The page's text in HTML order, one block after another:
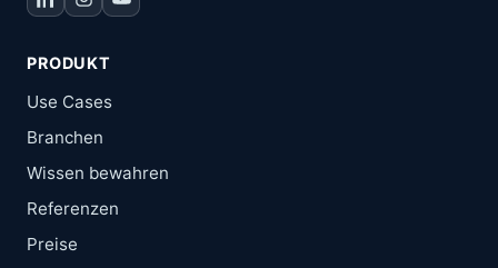
PRODUKT
Use Cases
Branchen
Wissen bewahren
Referenzen
Preise